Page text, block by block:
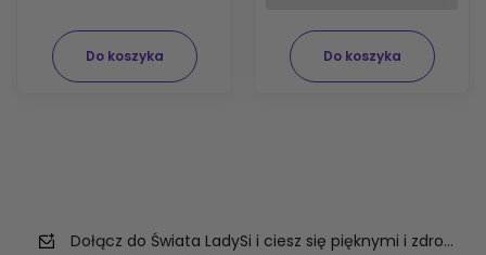
Do koszyka Do koszyka
Dołącz do Świata LadySi i ciesz się pięknymi i